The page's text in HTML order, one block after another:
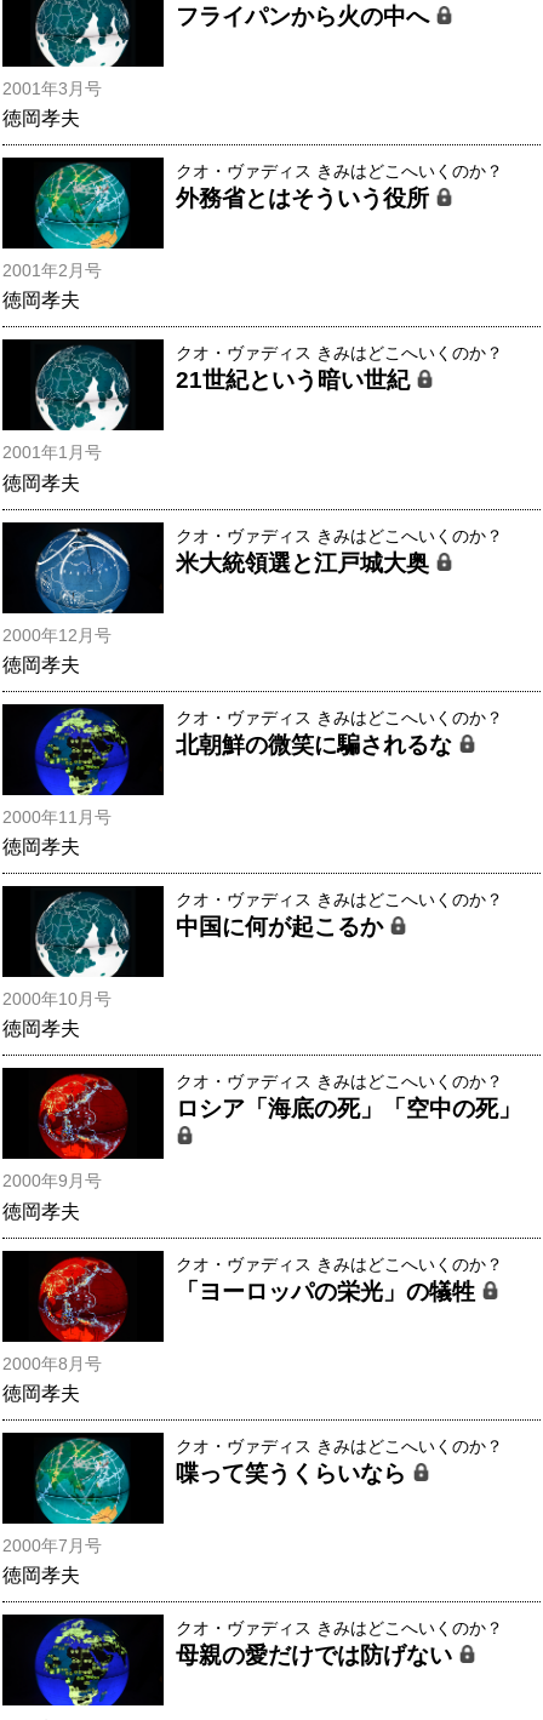
フライパンから火の中へ
2001年3月号
徳岡孝夫
クオ・ヴァディス きみはどこへいくのか？
外務省とはそういう役所
2001年2月号
徳岡孝夫
クオ・ヴァディス きみはどこへいくのか？
21世紀という暗い世紀
2001年1月号
徳岡孝夫
クオ・ヴァディス きみはどこへいくのか？
米大統領選と江戸城大奥
2000年12月号
徳岡孝夫
クオ・ヴァディス きみはどこへいくのか？
北朝鮮の微笑に騙されるな
2000年11月号
徳岡孝夫
クオ・ヴァディス きみはどこへいくのか？
中国に何が起こるか
2000年10月号
徳岡孝夫
クオ・ヴァディス きみはどこへいくのか？
ロシア「海底の死」「空中の死」
2000年9月号
徳岡孝夫
クオ・ヴァディス きみはどこへいくのか？
「ヨーロッパの栄光」の犠牲
2000年8月号
徳岡孝夫
クオ・ヴァディス きみはどこへいくのか？
喋って笑うくらいなら
2000年7月号
徳岡孝夫
クオ・ヴァディス きみはどこへいくのか？
母親の愛だけでは防げない